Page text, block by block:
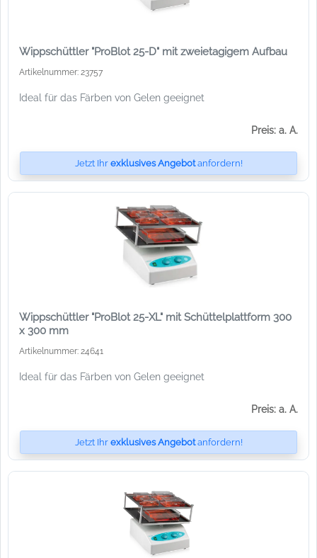
Wippschüttler "ProBlot 25-D" mit zweietagigem Aufbau
Artikelnummer: 23757
Ideal für das Färben von Gelen geeignet
Preis: a. A.
Jetzt Ihr exklusives Angebotanfordern!
Wippschüttler "ProBlot 25-XL" mit Schüttelplattform 300
x 300 mm
Artikelnummer: 24641
Ideal für das Färben von Gelen geeignet
Preis: a. A.
Jetzt Ihr exklusives Angebotanfordern!